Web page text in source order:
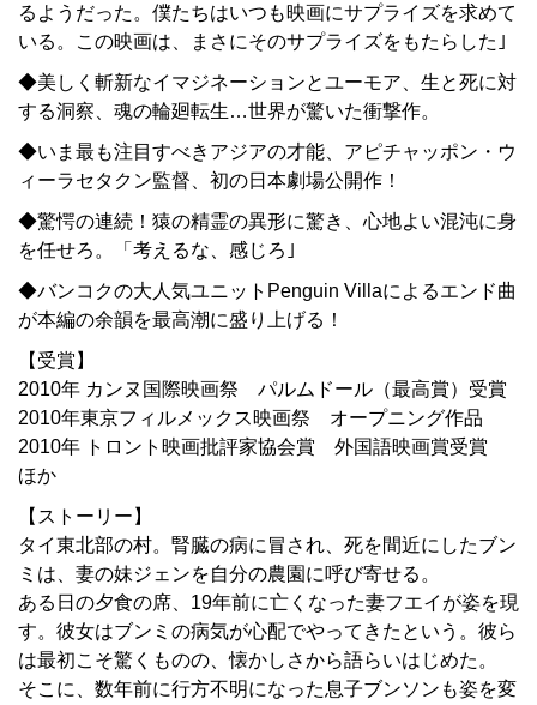
るようだった。僕たちはいつも映画にサプライズを求めて
いる。この映画は、まさにそのサプライズをもたらした｣
◆美しく斬新なイマジネーションとユーモア、生と死に対
する洞察、魂の輪廻転生…世界が驚いた衝撃作。
◆いま最も注目すべきアジアの才能、アピチャッポン・ウ
ィーラセタクン監督、初の日本劇場公開作！
◆驚愕の連続！猿の精霊の異形に驚き、心地よい混沌に身
を任せろ。「考えるな、感じろ｣
◆バンコクの大人気ユニットPenguin Villaによるエンド曲
が本編の余韻を最高潮に盛り上げる！
【受賞】
2010年 カンヌ国際映画祭 パルムドール（最高賞）受賞
2010年東京フィルメックス映画祭 オープニング作品
2010年 トロント映画批評家協会賞 外国語映画賞受賞
ほか
【ストーリー】
タイ東北部の村。腎臓の病に冒され、死を間近にしたブン
ミは、妻の妹ジェンを自分の農園に呼び寄せる。
ある日の夕食の席、19年前に亡くなった妻フエイが姿を現
す。彼女はブンミの病気が心配でやってきたという。彼ら
は最初こそ驚くものの、懐かしさから語らいはじめた。
そこに、数年前に行方不明になった息子ブンソンも姿を変